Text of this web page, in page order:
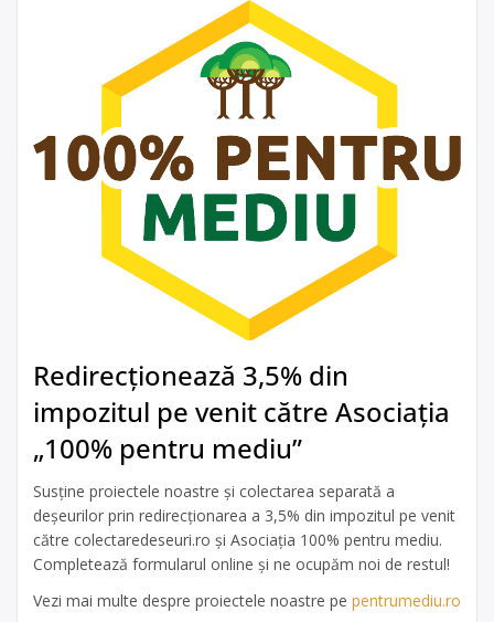
Redirecționează 3,5% din
impozitul pe venit către Asociația
„100% pentru mediu”
Susține proiectele noastre și colectarea separată a
deșeurilor prin redirecționarea a 3,5% din impozitul pe venit
către colectaredeseuri.ro și Asociația 100% pentru mediu.
Completează formularul online și ne ocupăm noi de restul!
Vezi mai multe despre proiectele noastre pe pentrumediu.ro